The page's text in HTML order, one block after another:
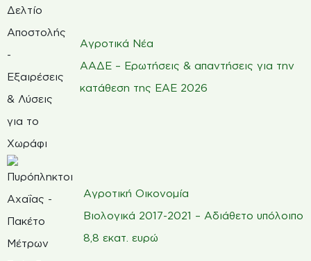
Αγροτικά Νέα
ΑΑΔΕ – Ερωτήσεις & απαντήσεις για την
κατάθεση της ΕΑΕ 2026
Αγροτική Οικονομία
Βιολογικά 2017-2021 – Αδιάθετο υπόλοιπο
8,8 εκατ. ευρώ